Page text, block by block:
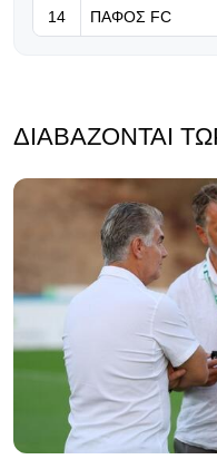
14 ΠΑΦΟΣ FC
ΔΙΑΒΆΖΟΝΤΑΙ